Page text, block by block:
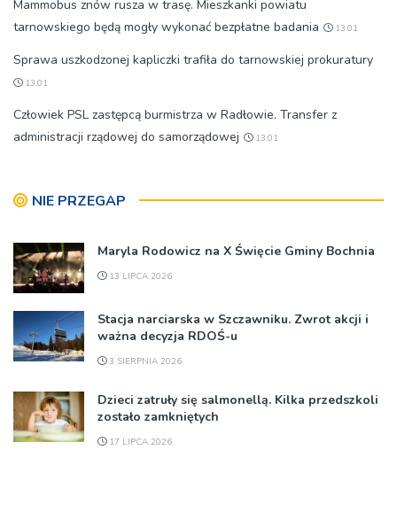
Mammobus znów rusza w trasę. Mieszkanki powiatu
tarnowskiego będą mogły wykonać bezpłatne badania
13:01
Sprawa uszkodzonej kapliczki trafiła do tarnowskiej prokuratury
13:01
Człowiek PSL zastępcą burmistrza w Radłowie. Transfer z
administracji rządowej do samorządowej
13:01
NIE PRZEGAP
Maryla Rodowicz na X Święcie Gminy Bochnia
13 LIPCA 2026
Stacja narciarska w Szczawniku. Zwrot akcji i
ważna decyzja RDOŚ-u
3 SIERPNIA 2026
Dzieci zatruły się salmonellą. Kilka przedszkoli
zostało zamkniętych
17 LIPCA 2026